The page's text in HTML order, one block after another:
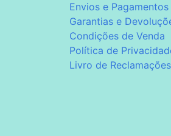
Envios e Pagamentos
Garantias e
Condições de Venda
Política de
Livro de Reclamações